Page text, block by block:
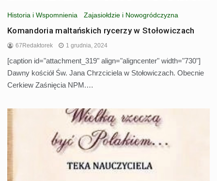
Historia i Wspomnienia Zajasiołdzie i Nowogródczyzna
Komandoria maltańskich rycerzy w Stołowiczach
67Redaktorek 1 grudnia, 2024
[caption id="attachment_319" align="aligncenter" width="730"]
Dawny kościół Św. Jana Chrzciciela w Stołowiczach. Obecnie
Cerkiew Zaśnięcia NPM.…